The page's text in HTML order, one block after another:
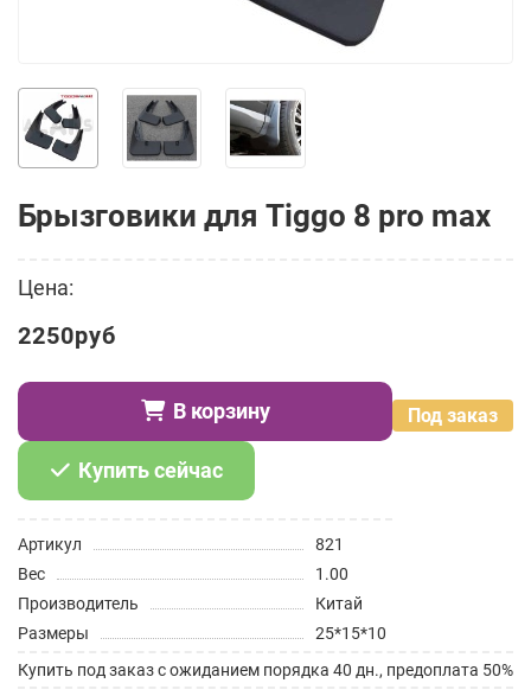
Брызговики для Tiggo 8 pro max
Цена:
2250руб
Под заказ
В корзину
Купить сейчас
Артикул
821
Вес
1.00
Производитель
Китай
Размеры
25*15*10
Купить под заказ с ожиданием порядка 40 дн., предоплата 50%